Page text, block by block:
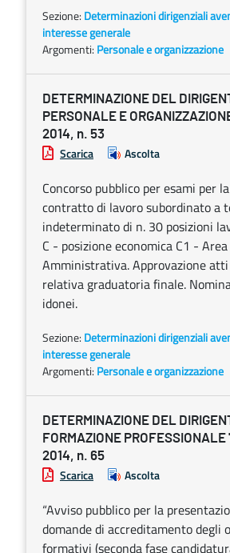
Sezione: Determinazioni dirigenziali
interesse generale
Argomenti: Personale e organizzazione
DETERMINAZIONE DEL
PERSONALE E
2014, n. 53
Scarica Ascolta
Concorso pubblico per esami per
contratto di lavoro subordinato a
indeterminato di n. 30 posizioni
C - posizione economica C1 - Area
Amministrativa. Approvazione
relativa graduatoria finale.
idonei.
Sezione: Determinazioni dirigenziali
interesse generale
Argomenti: Personale e organizzazione
DETERMINAZIONE DEL
FORMAZIONE
2014, n. 65
Scarica Ascolta
“Avviso pubblico per la
domande di accreditamento degli
formativi (seconda fase